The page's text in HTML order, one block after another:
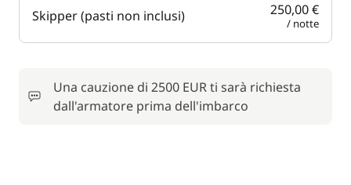
Skipper (pasti non inclusi) 250,00 €
/ notte
Una cauzione di 2500 EUR ti sarà richiesta
dall'armatore prima dell'imbarco